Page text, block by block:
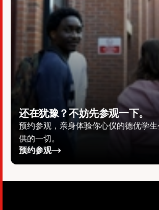
还在犹豫？不妨先参观一下。
预约参观，亲身体验你心仪的德优学
供的一切。
预约参观